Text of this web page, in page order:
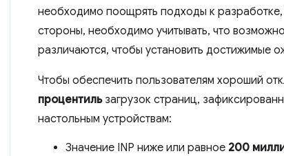
необходимо поощрять подходы к
стороны, необходимо учитывать, что
различаются, чтобы установить достижимые
Чтобы обеспечить пользователям хороший
процентильзагрузок страниц,
настольным устройствам:
Значение INP ниже или равное 200